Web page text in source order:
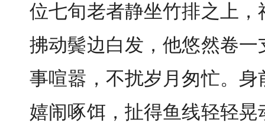
位七旬老者静坐竹排之上
拂动鬓边白发，他悠然卷
事喧嚣，不扰岁月匆忙。
嬉闹啄饵，扯得鱼线轻轻